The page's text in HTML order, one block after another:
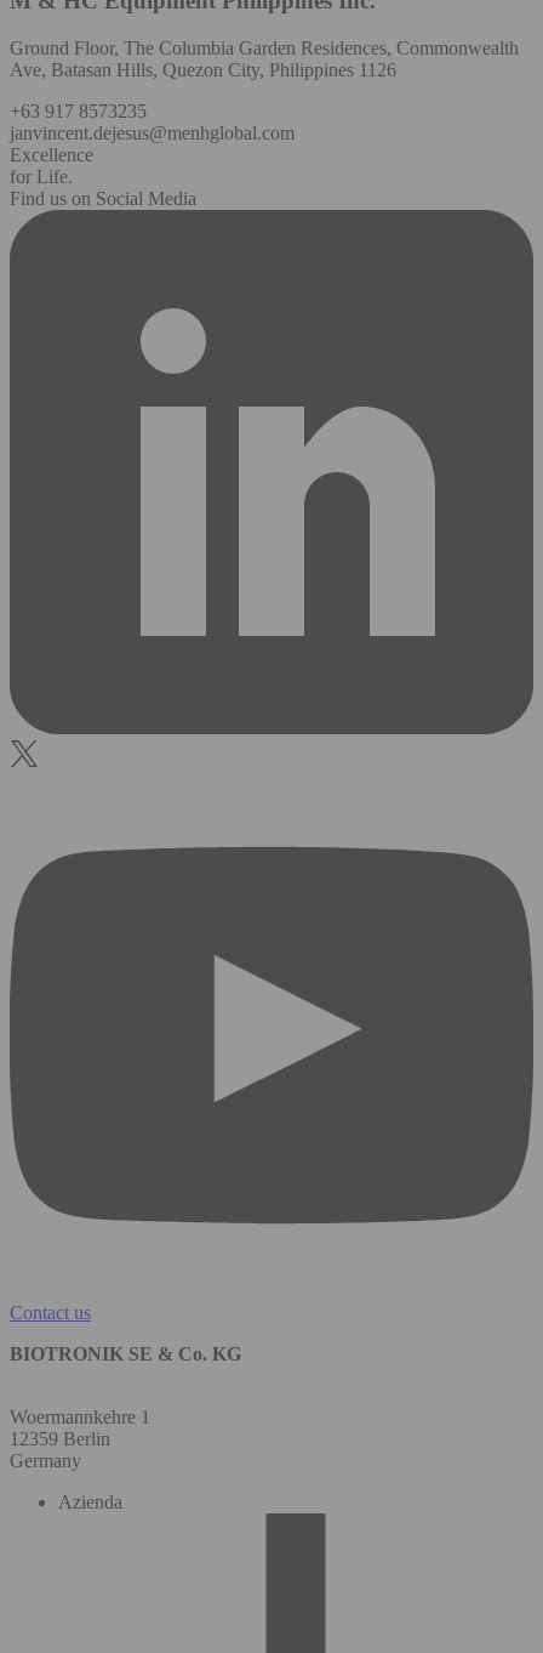
Ground Floor, The Columbia Garden Residences, Commonwealth
Ave, Batasan Hills, Quezon City, Philippines 1126
+63 917 8573235
janvincent.dejesus@menhglobal.com
Excellence
for Life.
Find us on Social Media
Contact us
BIOTRONIK SE & Co. KG
Woermannkehre 1
12359 Berlin
Germany
Azienda